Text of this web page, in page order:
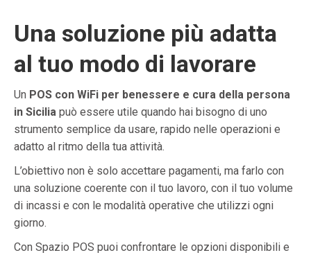
Una soluzione più adatta
al tuo modo di lavorare
Un POS con WiFi per benessere e cura della persona
in Sicilia può essere utile quando hai bisogno di uno
strumento semplice da usare, rapido nelle operazioni e
adatto al ritmo della tua attività.
L’obiettivo non è solo accettare pagamenti, ma farlo con
una soluzione coerente con il tuo lavoro, con il tuo volume
di incassi e con le modalità operative che utilizzi ogni
giorno.
Con Spazio POS puoi confrontare le opzioni disponibili e